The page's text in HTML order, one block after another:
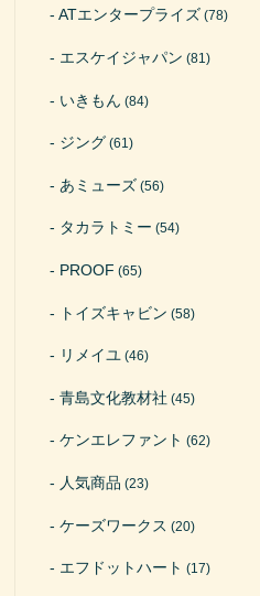
ATエンタープライズ (78)
エスケイジャパン (81)
いきもん (84)
ジング (61)
あミューズ (56)
タカラトミー (54)
PROOF (65)
トイズキャビン (58)
リメイユ (46)
青島文化教材社 (45)
ケンエレファント (62)
人気商品 (23)
ケーズワークス (20)
エフドットハート (17)